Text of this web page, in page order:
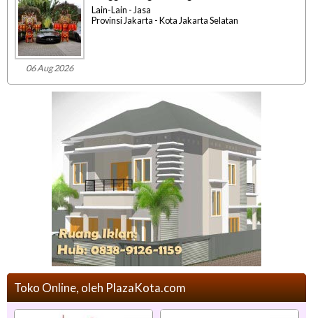
06 Aug 2026
Lain-Lain - Jasa
Provinsi Jakarta - Kota Jakarta Selatan
Toko Online, oleh PlazaKota.com